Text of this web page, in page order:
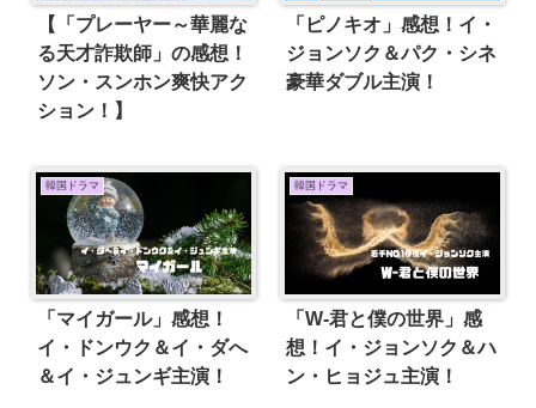
【「プレーヤー～華麗な
る天才詐欺師」の感想！
ソン・スンホン爽快アク
ション！】
「ピノキオ」感想！イ・
ジョンソク＆パク・シネ
豪華ダブル主演！
韓国ドラマ
「マイガール」感想！
イ・ドンウク＆イ・ダへ
＆イ・ジュンギ主演！
韓国ドラマ
「W-君と僕の世界」感
想！イ・ジョンソク＆ハ
ン・ヒョジュ主演！